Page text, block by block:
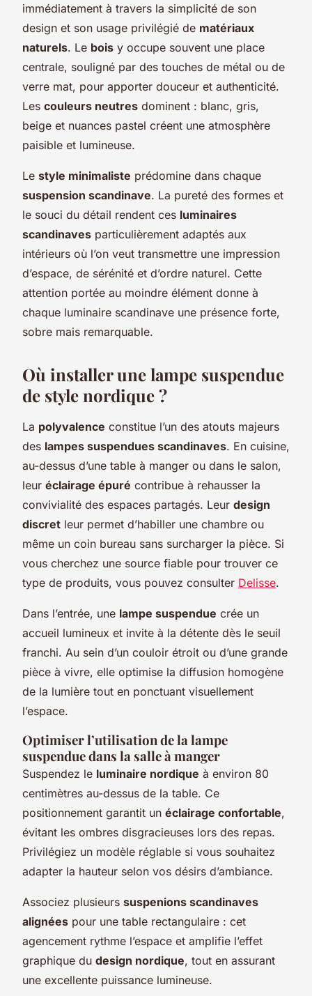
immédiatement à travers la simplicité de son
design et son usage privilégié de matériaux
naturels. Le bois y occupe souvent une place
centrale, souligné par des touches de métal ou de
verre mat, pour apporter douceur et authenticité.
Les couleurs neutres dominent : blanc, gris,
beige et nuances pastel créent une atmosphère
paisible et lumineuse.
Le style minimaliste prédomine dans chaque
suspension scandinave. La pureté des formes et
le souci du détail rendent ces luminaires
scandinaves particulièrement adaptés aux
intérieurs où l’on veut transmettre une impression
d’espace, de sérénité et d’ordre naturel. Cette
attention portée au moindre élément donne à
chaque luminaire scandinave une présence forte,
sobre mais remarquable.
Où installer une lampe suspendue
de style nordique ?
La polyvalence constitue l’un des atouts majeurs
des lampes suspendues scandinaves. En cuisine,
au-dessus d’une table à manger ou dans le salon,
leur éclairage épuré contribue à rehausser la
convivialité des espaces partagés. Leur design
discret leur permet d’habiller une chambre ou
même un coin bureau sans surcharger la pièce. Si
vous cherchez une source fiable pour trouver ce
type de produits, vous pouvez consulter Delisse.
Dans l’entrée, une lampe suspendue crée un
accueil lumineux et invite à la détente dès le seuil
franchi. Au sein d’un couloir étroit ou d’une grande
pièce à vivre, elle optimise la diffusion homogène
de la lumière tout en ponctuant visuellement
l’espace.
Optimiser l’utilisation de la lampe
suspendue dans la salle à manger
Suspendez le luminaire nordique à environ 80
centimètres au-dessus de la table. Ce
positionnement garantit un éclairage confortable,
évitant les ombres disgracieuses lors des repas.
Privilégiez un modèle réglable si vous souhaitez
adapter la hauteur selon vos désirs d’ambiance.
Associez plusieurs suspenions scandinaves
alignées pour une table rectangulaire : cet
agencement rythme l’espace et amplifie l’effet
graphique du design nordique, tout en assurant
une excellente puissance lumineuse.